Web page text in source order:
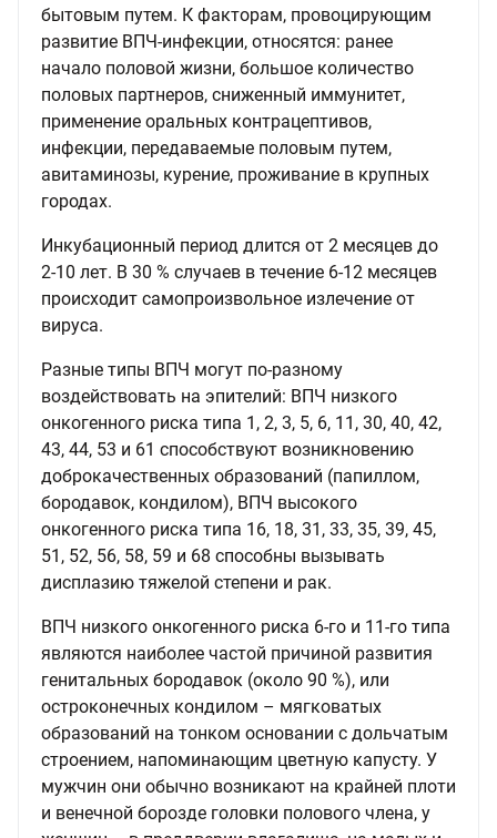
бытовым путем. К факторам, провоцирующим
развитие ВПЧ-инфекции, относятся: ранее
начало половой жизни, большое количество
половых партнеров, сниженный иммунитет,
применение оральных контрацептивов,
инфекции, передаваемые половым путем,
авитаминозы, курение, проживание в крупных
городах.
Инкубационный период длится от 2 месяцев до
2-10 лет. В 30 % случаев в течение 6-12 месяцев
происходит самопроизвольное излечение от
вируса.
Разные типы ВПЧ могут по-разному
воздействовать на эпителий: ВПЧ низкого
онкогенного риска типа 1, 2, 3, 5, 6, 11, 30, 40, 42,
43, 44, 53 и 61 способствуют возникновению
доброкачественных образований (папиллом,
бородавок, кондилом), ВПЧ высокого
онкогенного риска типа 16, 18, 31, 33, 35, 39, 45,
51, 52, 56, 58, 59 и 68 способны вызывать
дисплазию тяжелой степени и рак.
ВПЧ низкого онкогенного риска 6-го и 11-го типа
являются наиболее частой причиной развития
генитальных бородавок (около 90 %), или
остроконечных кондилом – мягковатых
образований на тонком основании с дольчатым
строением, напоминающим цветную капусту. У
мужчин они обычно возникают на крайней плоти
и венечной борозде головки полового члена, у